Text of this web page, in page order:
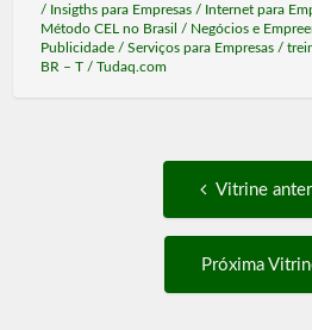
/ Insigths para Empresas/ Internet para
Método CEL no Brasil / Negócios e
Publicidade/ Serviços para Empresas/
BR – T/ Tudaq.com
navigation
Vitrine
Próxima